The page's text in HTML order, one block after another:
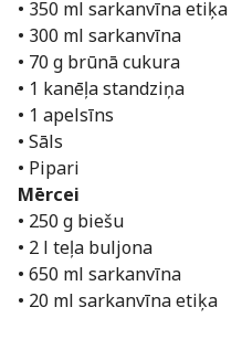
• 350 ml sarkanvīna etiķa
• 300 ml sarkanvīna
• 70 g brūnā cukura
• 1 kanēļa standziņa
• 1 apelsīns
• Sāls
• Pipari
Mērcei
• 250 g biešu
• 2 l teļa buljona
• 650 ml sarkanvīna
• 20 ml sarkanvīna etiķa